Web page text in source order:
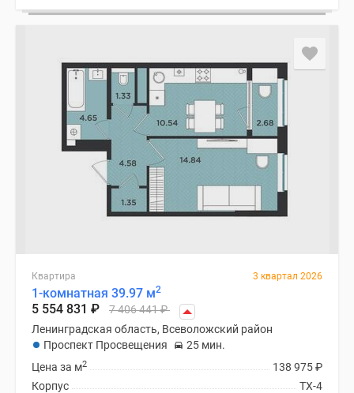
Квартира 3 квартал 2026
1-комнатная 39.97 м2
5 554 831 ₽ 7 406 441₽
Ленинградская область, Всеволожский район
Проспект Просвещения
25 мин.
138 975₽
Цена за м2
ТХ-4
Корпус